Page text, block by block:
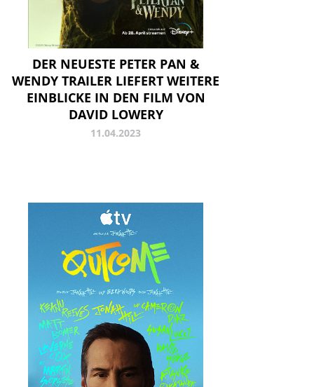
DER NEUESTE PETER PAN &
WENDY TRAILER LIEFERT WEITERE
EINBLICKE IN DEN FILM VON
DAVID LOWERY
11.04.2023